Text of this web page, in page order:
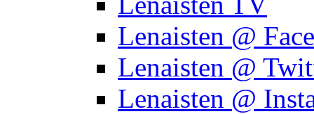
Lenaisten @
Lenaisten @
Lenaisten @